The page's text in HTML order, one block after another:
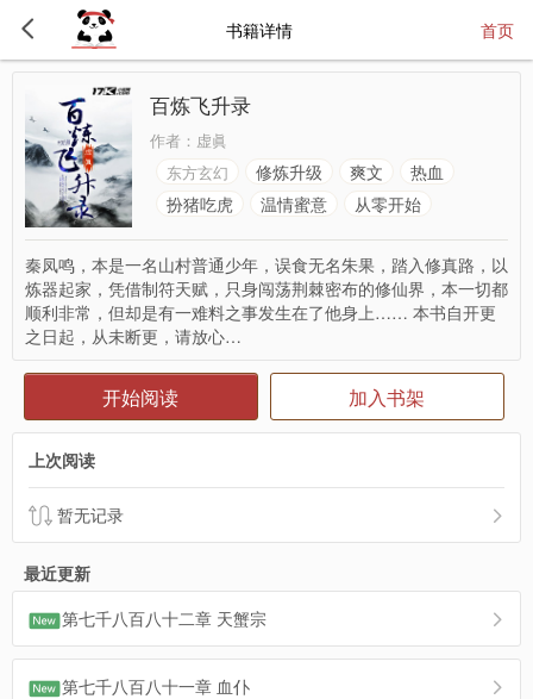
书籍详情 首页
百炼飞升录
作者： 虚眞
东方玄幻
修炼升级 爽文
热血
扮猪吃虎
温情蜜意 从零开始
秦凤鸣，本是一名山村普通少年，误食无名朱果，踏入修真路，以
炼器起家，凭借制符天赋，只身闯荡荆棘密布的修仙界，本一切都
顺利非常，但却是有一难料之事发生在了他身上…… 本书自开更
之日起，从未断更，请放心…
开始阅读 加入书架
上次阅读
暂无记录
最近更新
第七千八百八十二章 天蟹宗
第七千八百八十一章 血仆